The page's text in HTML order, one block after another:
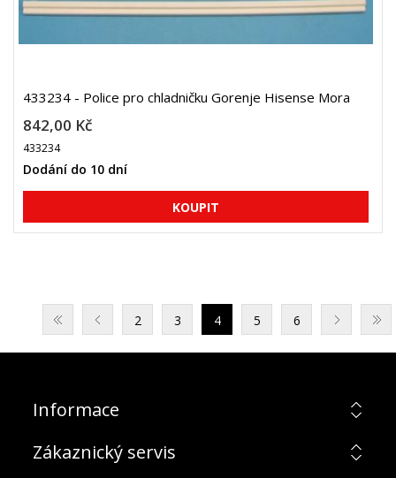
433234 - Police pro chladničku Gorenje Hisense Mora
842,00 Kč
433234
Dodání do 10 dní
2 3 4 5 6
Informace
Zákaznický servis